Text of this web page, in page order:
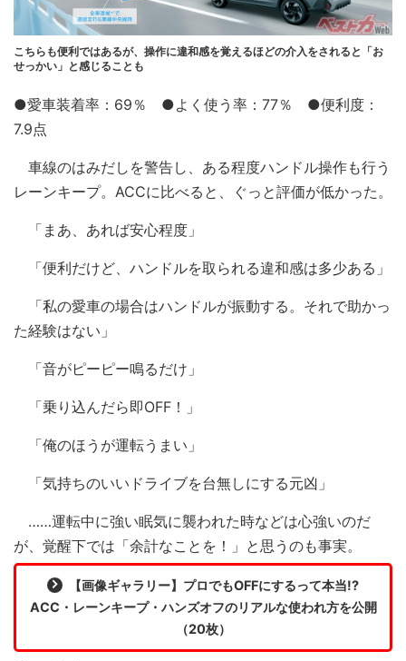
こちらも便利ではあるが、操作に違和感を覚えるほどの介入をされると「お
せっかい」と感じることも
●愛車装着率：69％ ●よく使う率：77％ ●便利度：
7.9点
車線のはみだしを警告し、ある程度ハンドル操作も行う
レーンキープ。ACCに比べると、ぐっと評価が低かった。
「まあ、あれば安心程度」
「便利だけど、ハンドルを取られる違和感は多少ある」
「私の愛車の場合はハンドルが振動する。それで助かっ
た経験はない」
「音がピーピー鳴るだけ」
「乗り込んだら即OFF！」
「俺のほうが運転うまい」
「気持ちのいいドライブを台無しにする元凶」
……運転中に強い眠気に襲われた時などは心強いのだ
が、覚醒下では「余計なことを！」と思うのも事実。
【画像ギャラリー】プロでもOFFにするって本当!?
ACC・レーンキープ・ハンズオフのリアルな使われ方を公開
（20枚）